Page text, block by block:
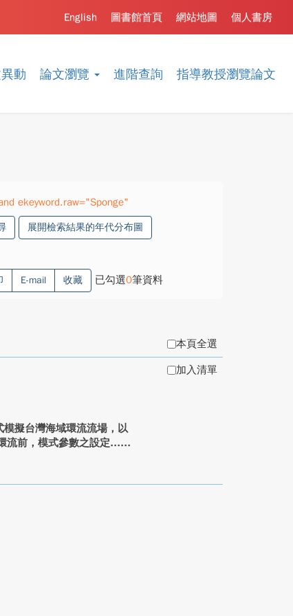
動 論文瀏覽 進階查詢 指導教授瀏覽論文
個人書房
網站地圖
圖書館首頁
English
ekeyword.raw="Sponge"
展開檢索結果的年代分布圖
E-mail 收藏 已勾選0筆資料
本頁全選
模擬台灣海域環流流場，以
流前，模式參數之設定...
加入清單